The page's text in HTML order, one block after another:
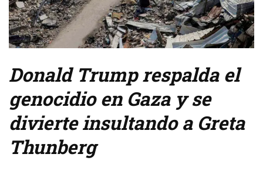
Donald Trump respalda el
genocidio en Gaza y se
divierte insultando a Greta
Thunberg